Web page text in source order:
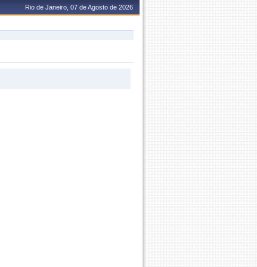
Rio de Janeiro, 07 de Agosto de 2026